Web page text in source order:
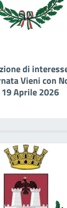
di
Vieni con
Aprile 2026